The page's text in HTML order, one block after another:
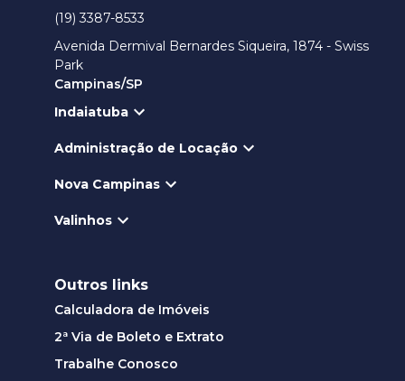
(19) 3387-8533
Avenida Dermival Bernardes Siqueira, 1874 - Swiss
Park
Campinas/SP
Indaiatuba
Administração de Locação
Nova Campinas
Valinhos
Outros links
Calculadora de Imóveis
2ª Via de Boleto e Extrato
Trabalhe Conosco